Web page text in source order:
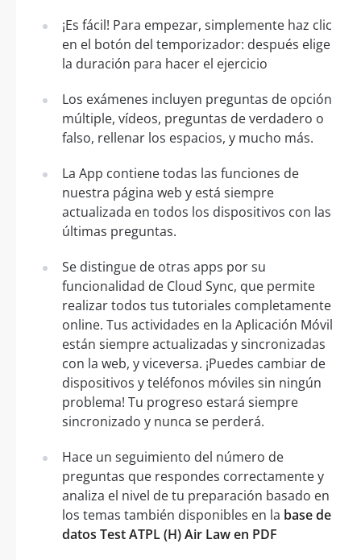
¡Es fácil! Para empezar, simplemente haz clic
en el botón del temporizador: después elige
la duración para hacer el ejercicio
Los exámenes incluyen preguntas de opción
múltiple, vídeos, preguntas de verdadero o
falso, rellenar los espacios, y mucho más.
La App contiene todas las funciones de
nuestra página web y está siempre
actualizada en todos los dispositivos con las
últimas preguntas.
Se distingue de otras apps por su
funcionalidad de Cloud Sync, que permite
realizar todos tus tutoriales completamente
online. Tus actividades en la Aplicación Móvil
están siempre actualizadas y sincronizadas
con la web, y viceversa. ¡Puedes cambiar de
dispositivos y teléfonos móviles sin ningún
problema! Tu progreso estará siempre
sincronizado y nunca se perderá.
Hace un seguimiento del número de
preguntas que respondes correctamente y
analiza el nivel de tu preparación basado en
los temas también disponibles en la base de
datos Test ATPL (H) Air Law en PDF